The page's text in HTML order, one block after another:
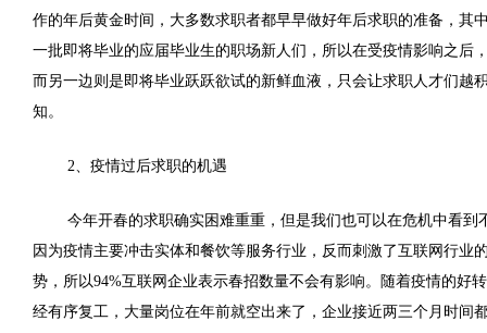
作的年后黄金时间，大多数求职者都早早做好年后求职的准备，
一批即将毕业的应届毕业生的职场新人们，所以在受疫情影响之
而另一边则是即将毕业跃跃欲试的新鲜血液，只会让求职人才们
知。
2、疫情过后求职的机遇
今年开春的求职确实困难重重，但是我们也可以在危机中看
因为疫情主要冲击实体和餐饮等服务行业，反而刺激了互联网行
势，所以94%互联网企业表示春招数量不会有影响。随着疫情的好
经有序复工，大量岗位在年前就空出来了，企业接近两三个月时